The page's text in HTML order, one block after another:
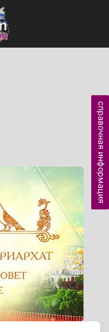
справочная информация